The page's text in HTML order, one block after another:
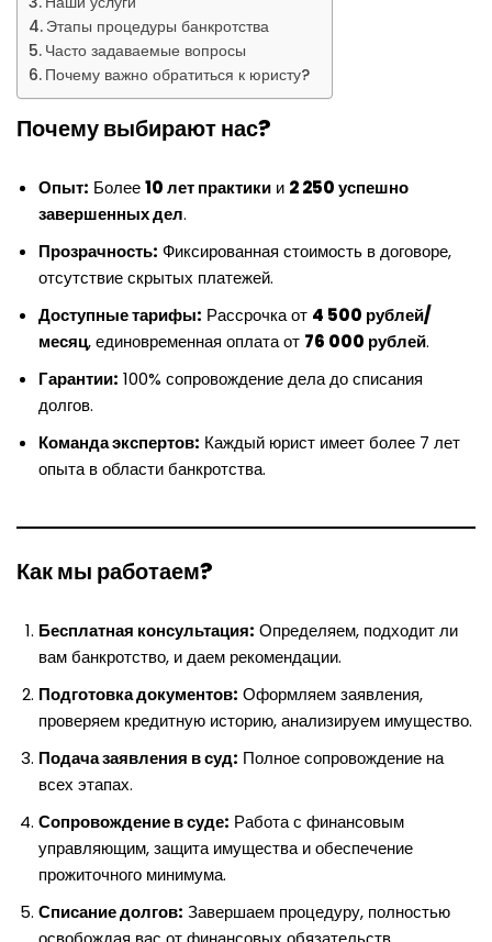
Этапы процедуры банкротства
Часто задаваемые вопросы
Почему важно обратиться к юристу?
Почему выбирают нас?
Опыт: Более10 лет практики и 2 250 успешно
завершенных дел.
Прозрачность: Фиксированная стоимость в договоре,
отсутствие скрытых платежей.
Доступные тарифы: Рассрочка от 4 500 рублей/
месяц, единовременная оплата от 76 000 рублей.
Гарантии: 100% сопровождение дела до списания
долгов.
Команда экспертов: Каждый юрист имеет более 7 лет
опыта в области банкротства.
Как мы работаем?
Бесплатная консультация: Определяем, подходит ли
вам банкротство, и даем рекомендации.
Подготовка документов: Оформляем заявления,
проверяем кредитную историю, анализируем имущество.
Подача заявления в суд: Полное сопровождение на
всех этапах.
Сопровождение в суде: Работа с финансовым
управляющим, защита имущества и обеспечение
прожиточного минимума.
Списание долгов: Завершаем процедуру, полностью